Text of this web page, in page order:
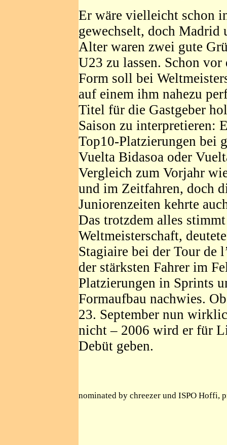
Er wäre vielleicht schon
gewechselt, doch Madrid
Alter waren zwei gute
U23 zu lassen. Schon
Form soll bei
auf einem ihm nahezu
Titel für die Gastgeber
Saison zu interpretieren:
Top10-Platzierungen bei
Vuelta Bidasoa oder
Vergleich zum Vorjahr
und im Zeitfahren, doch
Juniorenzeiten kehrte
Das trotzdem alles
Weltmeisterschaft,
Stagiaire bei der Tour de
der stärksten Fahrer im
Platzierungen in Sprints
Formaufbau nachwies.
23. September nun
nicht – 2006 wird er für
Debüt geben.
nominated by chreezer und ISPO Hoffi,